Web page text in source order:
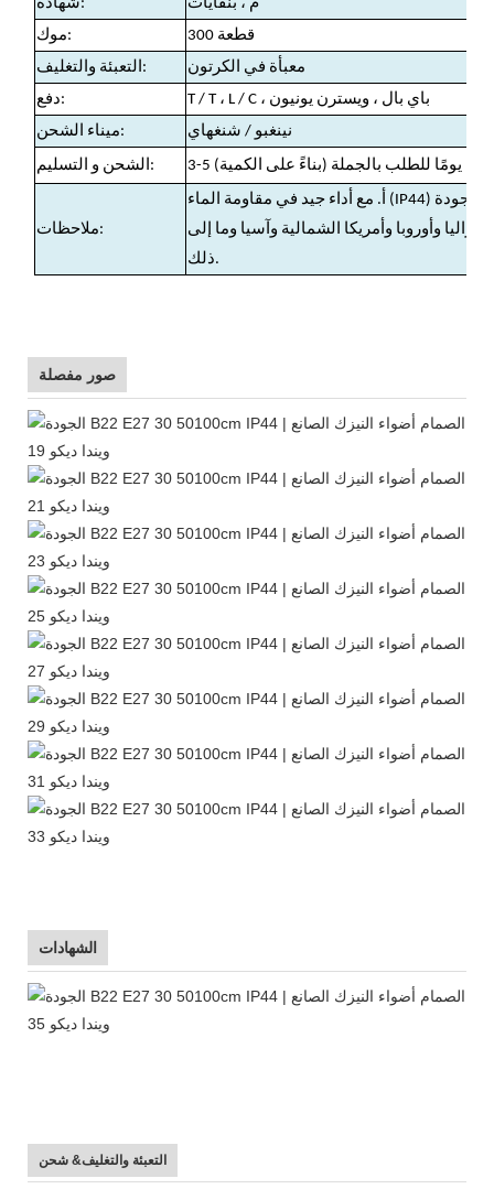
شهادة:
م ، بنفايات
موك:
300 قطعة
التعبئة والتغليف:
معبأة في الكرتون
دفع:
T / T ، L / C ، باي بال ، ويسترن يونيون
ميناء الشحن:
نينغبو / شنغهاي
الشحن و التسليم:
ملاحظات:
وأوروبا وأمريكا الشمالية وآسيا وما إلى
ذلك.
صور مفصلة
الشهادات
التعبئة والتغليف& شحن